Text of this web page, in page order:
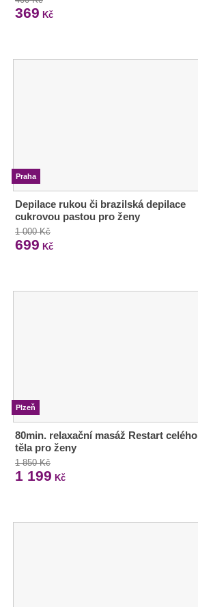
369 Kč
Praha
Depilace rukou či brazilská depilace
cukrovou pastou pro ženy
1 000 Kč
699 Kč
Plzeň
80min. relaxační masáž Restart celého
těla pro ženy
1 850 Kč
1 199 Kč